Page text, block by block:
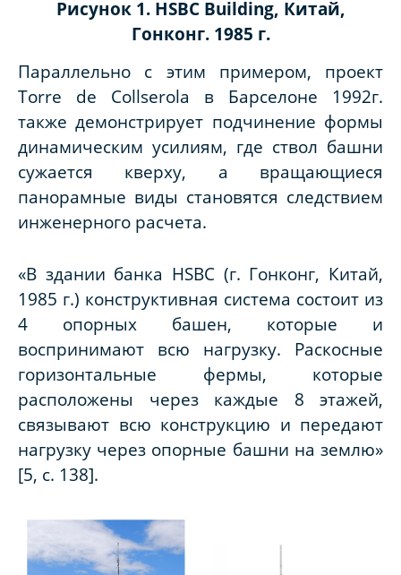
Рисунок 1. HSBC Building, Китай,
Гонконг. 1985 г.
Параллельно с этим примером, проект
Torre de Collserola в Барселоне 1992г.
также демонстрирует подчинение формы
динамическим усилиям, где ствол башни
сужается кверху, а вращающиеся
панорамные виды становятся следствием
инженерного расчета.
«В здании банка HSBC (г. Гонконг, Китай,
1985 г.) конструктивная система состоит из
4 опорных башен, которые и
воспринимают всю нагрузку. Раскосные
горизонтальные фермы, которые
расположены через каждые 8 этажей,
связывают всю конструкцию и передают
нагрузку через опорные башни на землю»
[5, c. 138].